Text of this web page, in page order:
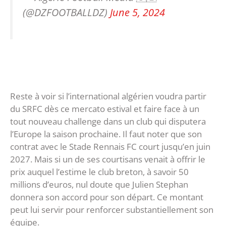
(@DZFOOTBALLDZ) June 5, 2024
Reste à voir si l’international algérien voudra partir
du SRFC dès ce mercato estival et faire face à un
tout nouveau challenge dans un club qui disputera
l’Europe la saison prochaine. Il faut noter que son
contrat avec le Stade Rennais FC court jusqu’en juin
2027. Mais si un de ses courtisans venait à offrir le
prix auquel l’estime le club breton, à savoir 50
millions d’euros, nul doute que Julien Stephan
donnera son accord pour son départ. Ce montant
peut lui servir pour renforcer substantiellement son
équipe.